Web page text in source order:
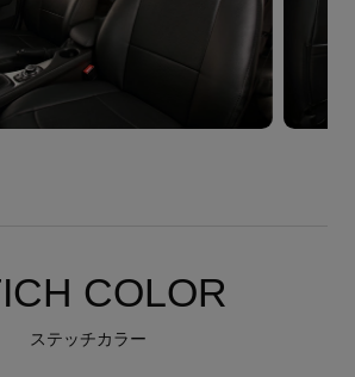
COLOR
ステッチカラー